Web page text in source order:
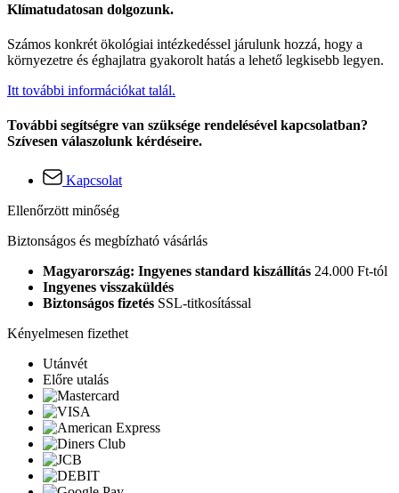
Klímatudatosan dolgozunk.
Számos konkrét ökológiai intézkedéssel járulunk hozzá, hogy a
környezetre és éghajlatra gyakorolt hatás a lehető legkisebb legyen.
Itt további információkat talál.
További segítségre van szüksége rendelésével kapcsolatban?
Szívesen válaszolunk kérdéseire.
Kapcsolat
Ellenőrzött minőség
Biztonságos és megbízható vásárlás
Magyarország: Ingyenes standard kiszállítás 24.000 Ft-tól
Ingyenes visszaküldés
Biztonságos fizetés SSL-titkosítással
Kényelmesen fizethet
Utánvét
Előre utalás